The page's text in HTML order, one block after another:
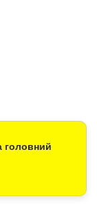
головний